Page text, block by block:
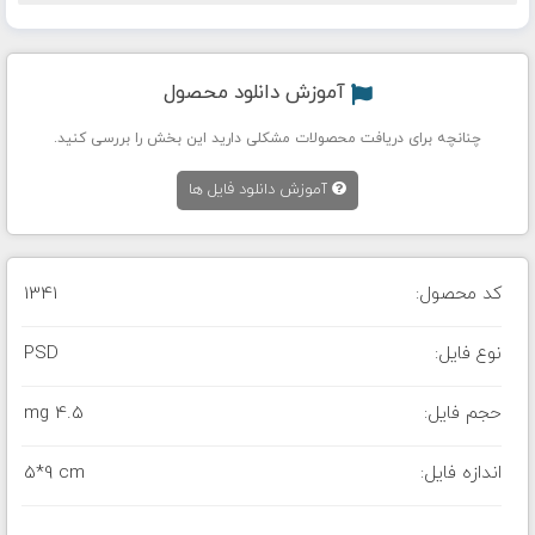
آموزش دانلود محصول
چنانچه برای دریافت محصولات مشکلی دارید این بخش را بررسی کنید.
آموزش دانلود فایل ها
کد محصول: 1341
نوع فایل: PSD
حجم فایل: 4.5 mg
اندازه فایل: 5*9 cm